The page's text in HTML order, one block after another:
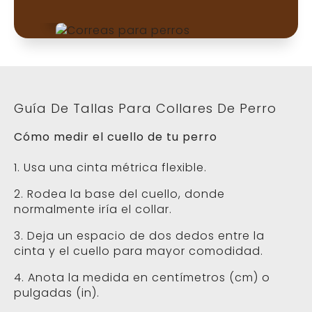
Guía De Tallas Para Collares De Perro
Cómo medir el cuello de tu perro
1. Usa una cinta métrica flexible.
2. Rodea la base del cuello, donde
normalmente iría el collar.
3. Deja un espacio de dos dedos entre la
cinta y el cuello para mayor comodidad.
4. Anota la medida en centímetros (cm) o
pulgadas (in).